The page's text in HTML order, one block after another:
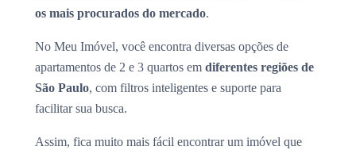
os mais procurados do mercado.
No Meu Imóvel, você encontra diversas opções de
apartamentos de 2 e 3 quartos em diferentes regiões de
São Paulo, com filtros inteligentes e suporte para
facilitar sua busca.
Assim, fica muito mais fácil encontrar um imóvel que